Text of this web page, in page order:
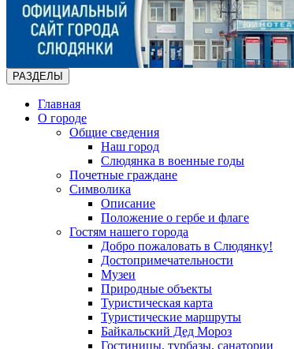
РАЗДЕЛЫ
Главная
О городе
Общие сведения
Наш город
Слюдянка в военные годы
Почетные граждане
Символика
Описание
Положение о гербе и флаге
Гостям нашего города
Добро пожаловать в Слюдянку!
Достопримечательности
Музеи
Природные объекты
Туристическая карта
Туристические маршруты
Байкальский Дед Мороз
Гостиницы, турбазы, санатории